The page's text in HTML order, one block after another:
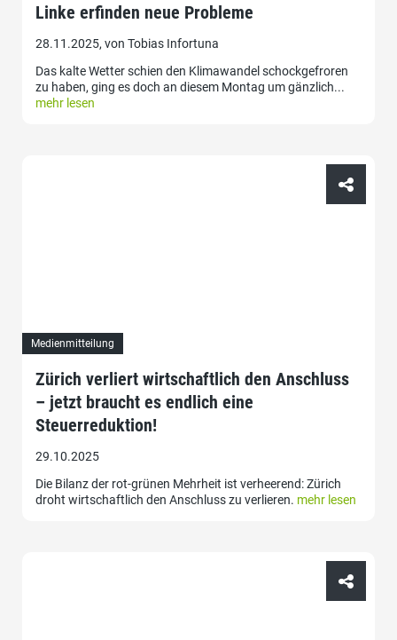
Linke erfinden neue Probleme
28.11.2025, von Tobias Infortuna
Das kalte Wetter schien den Klimawandel schockgefroren
zu haben, ging es doch an diesem Montag um gänzlich...
mehr lesen
Medienmitteilung
Zürich verliert wirtschaftlich den Anschluss
– jetzt braucht es endlich eine
Steuerreduktion!
29.10.2025
Die Bilanz der rot-grünen Mehrheit ist verheerend: Zürich
droht wirtschaftlich den Anschluss zu verlieren. mehr lesen